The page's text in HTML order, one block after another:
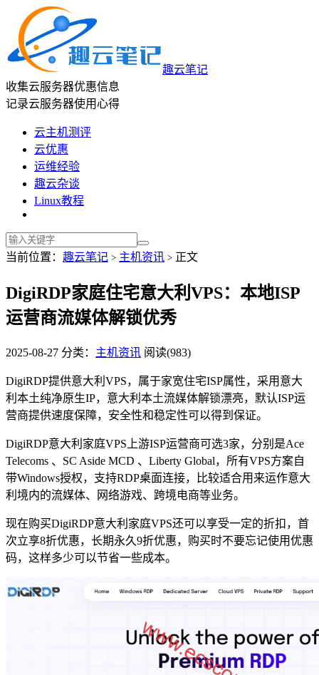
趣云笔记
收集云服务器优惠信息
记录云服务器使用心得
云主机测评
云优惠
运维经验
趣云杂谈
Linux教程
当前位置： 趣云笔记 > 主机资讯 > 正文
DigiRDP家庭住宅意大利VPS：本地ISP
运营商流媒体解锁优秀
2025-08-27 分类： 主机资讯 阅读(983)
DigiRDP提供意大利VPS，属于家宽住宅ISP属性，采用意大
利本土纯净原生IP，意大利本土流媒体解锁漂亮，默认ISP运
营商提供速度保障，安全性和稳定性可以得到保证。
DigiRDP意大利家庭VPS上游ISP运营商可选3家，分别是Ace
Telecoms 、SC Aside MCD 、Liberty Global，所有VPS方案自
带Windows授权，支持RDP桌面连接，比较适合用来运作意大
利境内的流媒体、网络游戏、跨境电商等业务。
现在购买DigiRDP意大利家庭VPS还可以享受一定的折扣，首
次立享8折优惠，长期永久9折优惠，购买时不要忘记使用优惠
码，这样多少可以节省一些成本。